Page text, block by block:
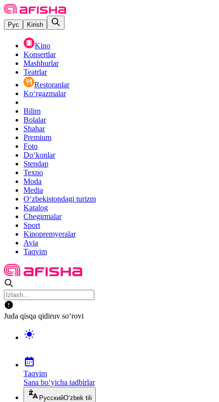
Рус Kirish
Kino
Konsertlar
Mashhurlar
Teatrlar
Restoranlar
Ko‘rgazmalar
Bilim
Bolalar
Shahar
Premium
Foto
Do‘konlar
Stendap
Texno
Moda
Media
O‘zbekistondagi turizm
Katalog
Chegirmalar
Sport
Kinopremyeralar
Avia
Taqvim
Juda qisqa qidiruv so‘rovi
Taqvim
Sana bo‘yicha tadbirlar
РусскийO‘zbek tili